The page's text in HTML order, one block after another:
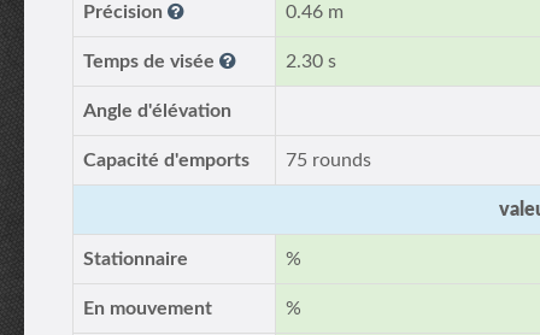
Précision 0.46 m
Temps de visée 2.30 s
Angle d'élévation
Capacité d'emports 75 rounds
Stationnaire %
En mouvement %